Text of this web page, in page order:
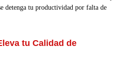
detenga tu productividad por falta de
tu Calidad de